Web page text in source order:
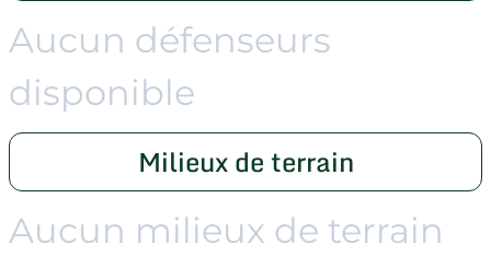
Aucun défenseurs
disponible
Milieux de terrain
Aucun milieux de terrain